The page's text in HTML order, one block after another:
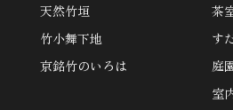
天然竹垣
竹小舞下地
京銘竹のいろは
茶
す
庭
室